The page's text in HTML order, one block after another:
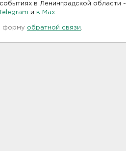
в Ленинградской области -
и в Maх
форму обратной связи